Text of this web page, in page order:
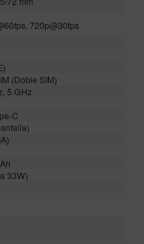
720p@30fps
(Doble SIM)
5 GHz
C
33W)